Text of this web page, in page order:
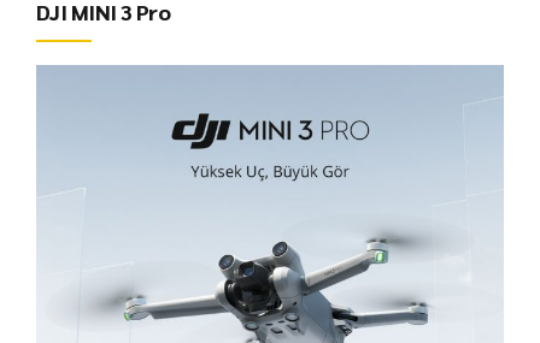
DJI MINI 3 Pro